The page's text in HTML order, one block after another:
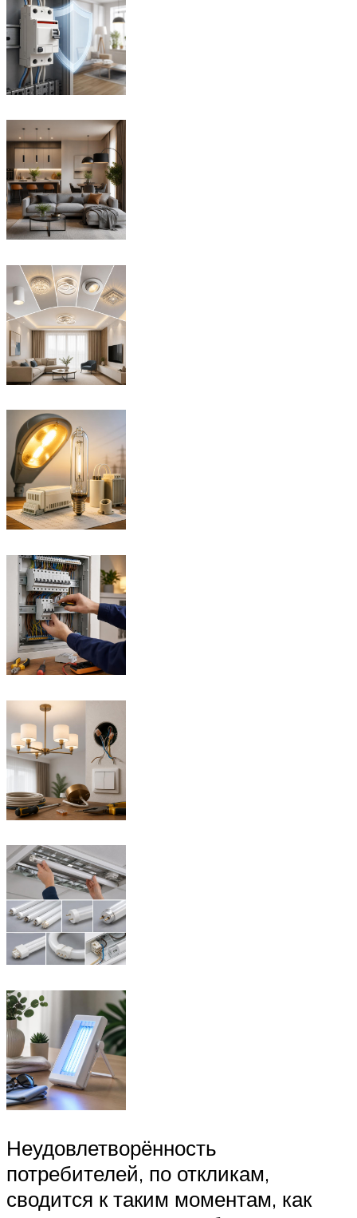
Неудовлетворённость
потребителей, по откликам,
сводится к таким моментам, как